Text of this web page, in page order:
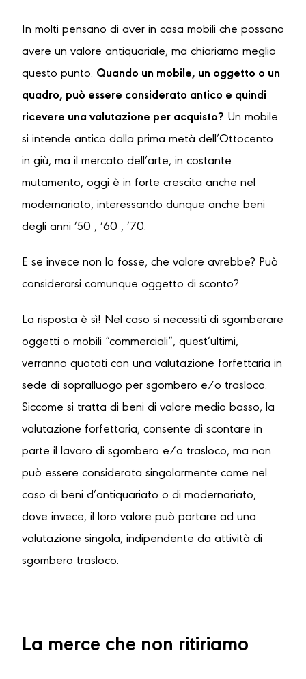
In molti pensano di aver in casa mobili che possano
avere un valore antiquariale, ma chiariamo meglio
questo punto. Quando un mobile, un oggetto o un
quadro, può essere considerato antico e quindi
ricevere una valutazione per acquisto? Un mobile
si intende antico dalla prima metà dell’Ottocento
in giù, ma il mercato dell’arte, in costante
mutamento, oggi è in forte crescita anche nel
modernariato, interessando dunque anche beni
degli anni ’50 , ’60 , ’70.
E se invece non lo fosse, che valore avrebbe? Può
considerarsi comunque oggetto di sconto?
La risposta è sì! Nel caso si necessiti di sgomberare
oggetti o mobili “commerciali”, quest’ultimi,
verranno quotati con una valutazione forfettaria in
sede di sopralluogo per sgombero e/o trasloco.
Siccome si tratta di beni di valore medio basso, la
valutazione forfettaria, consente di scontare in
parte il lavoro di sgombero e/o trasloco, ma non
può essere considerata singolarmente come nel
caso di beni d’antiquariato o di modernariato,
dove invece, il loro valore può portare ad una
valutazione singola, indipendente da attività di
sgombero trasloco.
La merce che non ritiriamo